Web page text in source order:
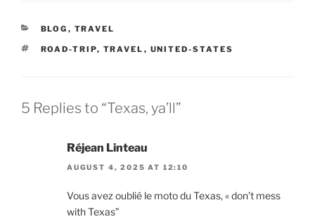
CATEGORIES
BLOG , TRAVEL
TAGS
ROAD-TRIP, TRAVEL , UNITED-STATES
5 Replies to “Texas, ya’ll”
Réjean Linteau
AUGUST 4, 2025 AT 12:10
Vous avez oublié le moto du Texas, « don’t mess
with Texas”